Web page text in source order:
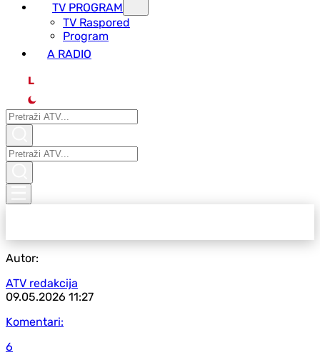
TV PROGRAM
ТV Raspored
Program
A RADIO
L
Autor:
ATV redakcija
09.05.2026 11:27
Komentari:
6